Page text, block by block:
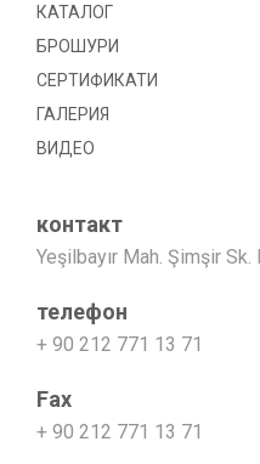
КАТАЛОГ
БРОШУРИ
СЕРТИФИКАТИ
ГАЛЕРИЯ
ВИДЕО
контакт
Yeşilbayır Mah. Şimşir
телефон
+ 90 212 771 13 71
Fax
+ 90 212 771 13 71